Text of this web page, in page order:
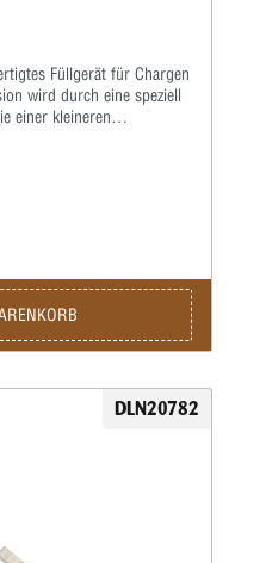
Füllgerät für Chargen
wird durch eine speziell
einer kleineren
werden.Alle beweglichen
sodass keinerlei
DLN20782